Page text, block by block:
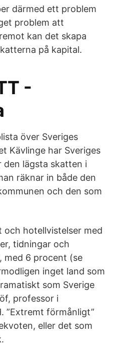
därmed ett problem
problem att
kan det skapa
på kapital.
-
över Sveriges
Kävlinge har Sveriges
den lägsta skatten i
räknar in både den
och den som
och hotellvistelser med
tidningar och
med 6 procent (se
inget land som
som Sverige
professor i
”Extremt förmånligt”
eller det som